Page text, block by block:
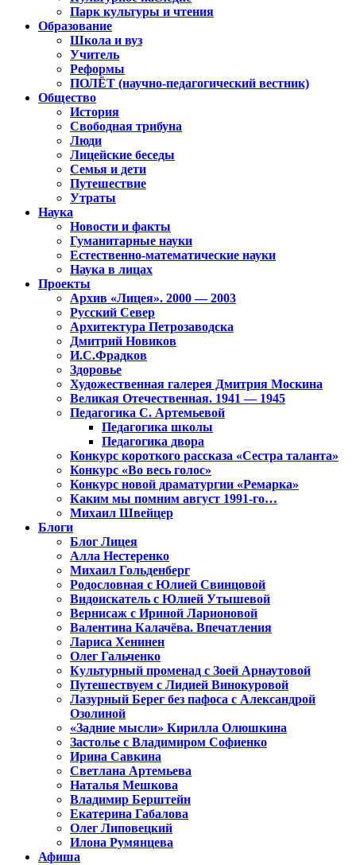
Парк культуры и чтения
Образование
Школа и вуз
Учитель
Реформы
ПОЛЁТ (научно-педагогический вестник)
Общество
История
Свободная трибуна
Люди
Лицейские беседы
Семья и дети
Путешествие
Утраты
Наука
Новости и факты
Гуманитарные науки
Естественно-математические науки
Наука в лицах
Проекты
Архив «Лицея». 2000 — 2003
Русский Север
Архитектура Петрозаводска
Дмитрий Новиков
И.С.Фрадков
Здоровье
Художественная галерея Дмитрия Москина
Великая Отечественная. 1941 — 1945
Педагогика С. Артемьевой
Педагогика школы
Педагогика двора
Конкурс короткого рассказа «Сестра таланта»
Конкурс «Во весь голос»
Конкурс новой драматургии «Ремарка»
Каким мы помним август 1991-го…
Михаил Швейцер
Блоги
Блог Лицея
Алла Нестеренко
Михаил Гольденберг
Родословная с Юлией Свинцовой
Видоискатель с Юлией Утышевой
Вернисаж с Ириной Ларионовой
Валентина Калачёва. Впечатления
Лариса Хенинен
Олег Гальченко
Культурный променад с Зоей Арнаутовой
Путешествуем с Лидией Винокуровой
Лазурный Берег без пафоса с Александрой
Озолиной
«Задние мысли» Кирилла Олюшкина
Застолье с Владимиром Софиенко
Ирина Савкина
Светлана Артемьева
Наталья Мешкова
Владимир Берштейн
Екатерина Габалова
Олег Липовецкий
Илона Румянцева
Афиша